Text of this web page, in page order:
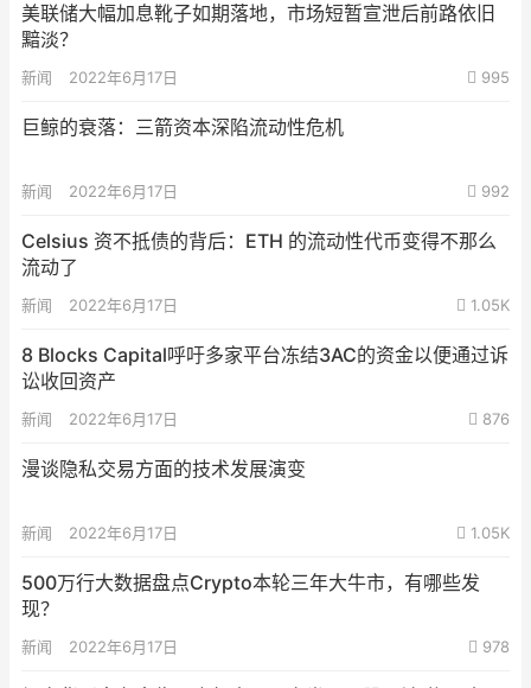
美联储大幅加息靴子如期落地，市场短暂宣泄后前路依旧
黯淡？
新闻 2022年6月17日 995
巨鲸的衰落：三箭资本深陷流动性危机
新闻 2022年6月17日 992
Celsius 资不抵债的背后：ETH 的流动性代币变得不那么
流动了
新闻 2022年6月17日 1.05K
8 Blocks Capital呼吁多家平台冻结3AC的资金以便通过诉
讼收回资产
新闻 2022年6月17日 876
漫谈隐私交易方面的技术发展演变
新闻 2022年6月17日 1.05K
500万行大数据盘点Crypto本轮三年大牛市，有哪些发
现？
新闻 2022年6月17日 978